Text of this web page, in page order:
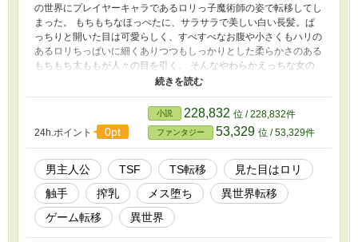
の世界にプレイヤーキャラであるロリっ子魔術師の姿で転移してし
まった。 もちもちなほっぺたに、サラサラで美しい白い長髪。ぱ
っちりと開いた目は可愛らしく、すべすべなお腹や小さくもハリの
あるロリちっぱいに細くありつつもしっかりとした柔らかさのある
もちもち太ももが人々の目を引く。 そんなやわらかえっちな女の
子としての彼を人々はその麗しさから白姫と呼び称え崇めた。 し
は多かった。そしてそれはこの世界に蔓延る凶悪な魔物や彼自身が
呼びだした召喚獣も例外では無い。 その結果、晴翔はものの見事
に男としての尊厳やプライドなどを容赦なく破壊されてしまうこと
となるのだった。 ※この作品は『器用貧乏なバトルマジシャン、
異世界では最強でした～物理戦闘も魔法も召喚も全て使えれば強い
に決まってるでしょう～』のR18スピンオフ作品となります。 なの
でこちらの作品を読了後に本作をお読みになった方がより楽しめる
と思います。
24h.ポイント 0pt
小説 228,832 位 / 228,832件
ファンタジー 53,329 位 / 53,329件
男主人公 TSF TS転移
見た目はロリ
触手
搾乳 メス堕ち
異世界転移
ゲーム転移
異世界